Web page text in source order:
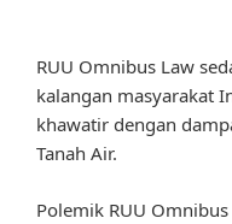
RUU Omnibus Law
kalangan masyarakat
khawatir dengan
Tanah Air.
Polemik RUU